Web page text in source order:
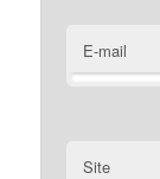
E-mail
Site